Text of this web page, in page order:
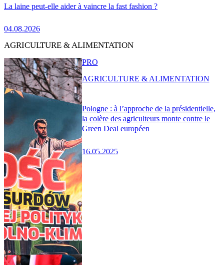
La laine peut-elle aider à vaincre la fast fashion ?
04.08.2026
AGRICULTURE & ALIMENTATION
Pologne : à l’approche de la présidentielle,
la colère des agriculteurs monte contre le
Green Deal européen
16.05.2025
PRO
AGRICULTURE & ALIMENTATION